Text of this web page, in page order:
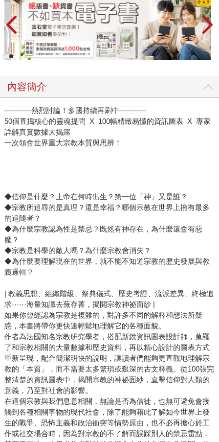
內容簡介
─────熱烈討論！多國持續再刷中─────
50個直搗核心的靈魂提問 X 100幅精緻易懂的資訊圖表 X 專家
詳解真實數據大揭露
一次領會世界重大宗教本質與思辨！
◆信仰是什麼？上帝在何時出生？第一位「神」又是誰？
◆宗教所追尋的是真理？還是幸福？哪個宗教在世界上擁有最多
的追隨者？
◆為什麼宗教認為性是禁忌？既然有神存在，為什麼還會有惡
魔？
◆宗教是科學的敵人嗎？為什麼宗教會消失？
◆為什麼要理解現在的世界，就不能不知道宗教的歷史發展與教
義邏輯？
| 教義思想、組織階級、祭典儀式、歷史考證、流派差異、終極追
求⋯⋯海量知識去蕪存菁，揭開宗教神祕面紗 |
如果你曾經認為宗教是複雜的，對許多不同的解釋和想法所疑
惑，本書將帶你更快速輕鬆地理解它的各種面貌。
作者為法國知名宗教研究學者，搭配新銳資訊圖表設計師，蒐羅
了和宗教相關的大量數據和歷史資料，再以精心設計的圖表方式
重新呈現，配合簡潔明快的說明，讓讀者們能夠更直觀地理解宗
教的「本質」，而不需要太多繁瑣或艱深的古文釋義。從100張完
整清楚的資訊圖表中，揭開宗教的神祕面紗，直擊信仰對人類的
意義，乃至對社會的影響。
在這個宗教與我們息息相關，無論是否為信徒，也無可避免會接
觸到各種相關事物的現代社會，除了能夠藉此了解如今世界上發
生的戰爭、恐怖主義和政治衝突等情勢原由，也不必再擔心於工
作或社交場合時，因為對宗教的不了解而誤踩別人的禁忌雷點，